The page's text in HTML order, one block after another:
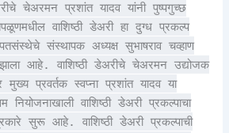
चेअरमन प्रशांत यादव यांनी पुष्पगुच्छ
वाशिष्ठी डेअरी हा दुग्ध प्रकल्प
संस्थापक अध्यक्ष सुभाषराव चव्हाण
आहे. वाशिष्ठी डेअरीचे चेअरमन उद्योजक
प्रवर्तक स्वप्ना प्रशांत यादव या
वाशिष्ठी डेअरी प्रकल्पाचा
सुरू आहे. वाशिष्ठी डेअरी प्रकल्पाची